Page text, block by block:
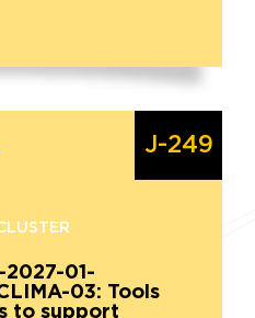
J-249
2027-01-
03: Tools
to support